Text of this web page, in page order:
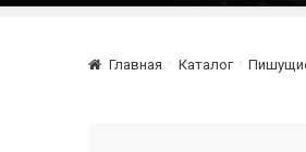
Главная Каталог